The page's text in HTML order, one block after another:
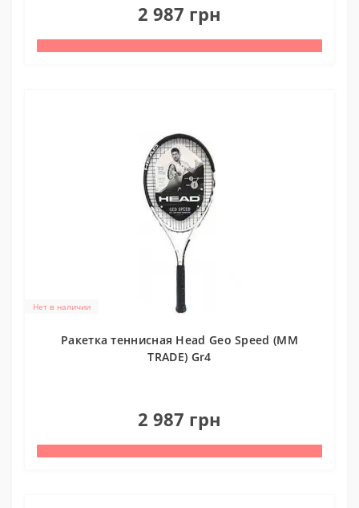
2 987 грн
Нет в наличии
Ракетка теннисная Head Geo Speed (MM
TRADE) Gr4
2 987 грн